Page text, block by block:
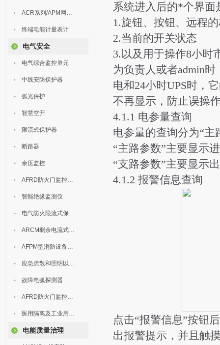
ACR系列/APM网络电力仪表
终端电能计量表计
电气安全
电气综合监控单元
中线安防保护器
弧光保护
智慧空开
限流式保护器
断路器
余压监控
AFRD防火门监控模块
智能绝缘监测仪
电气防火限流式保护器
ARCM剩余电流式电气火灾监控装置
AFPM型消防设备电源监控系统
应急疏散和照明以及灯具
故障电弧探测器
AFRD防火门监控系统
医用隔离及工业用电绝缘检测
电能质量治理
系统进入后的*个界面
1.旋钮、按钮、远程
2.当前的开关状态
3.以及用于操作8小时
为负责人或者admin
电和24小时UPS时，
不再显示，防止误操
4.1.1 电参量查询
电参量的查询分为“主
“主路参数”主要显示
“支路参数”主要显示
4.1.2 报警信息查询
点击“报警信息”按钮
出报警提示，并且触